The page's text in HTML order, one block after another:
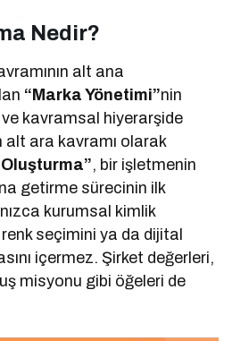
Nedir?
alt ana
“Marka Yönetimi”nin
kavramsal hiyerarşide
alt ara kavramı olarak
, bir işletmenin
getirme sürecinin ilk
kurumsal kimlik
renk seçimini ya da dijital
içermez. Şirket değerleri,
misyonu gibi öğeleri de